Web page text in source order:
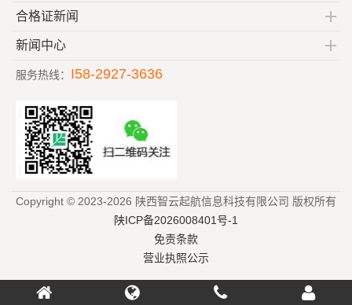
合格证新闻
新闻中心
服务热线： I58-2927-3636
Copyright © 2023-2026 陕西智云起航信息科技有限公司 版权所有
陕ICP备2026008401号-1
免责条款
营业执照公示